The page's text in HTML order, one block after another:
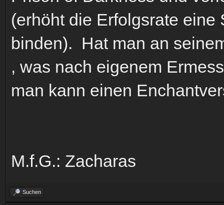
(erhöht die Erfolgsrate
binden). Hat man an
, was nach eigenem
man kann einen
M.f.G.: Zacharas
Suchen